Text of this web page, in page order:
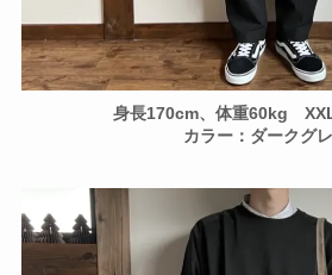
身長170cm、体重60kg
カラー：ダークグ